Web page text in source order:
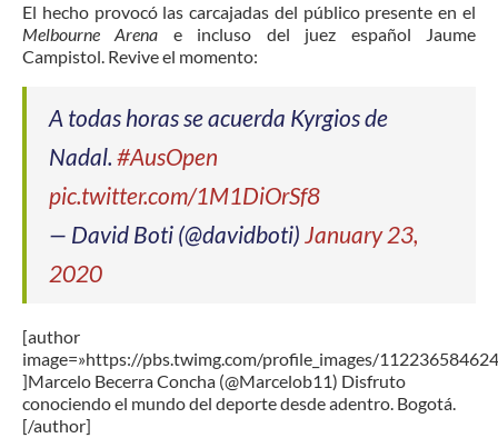
El hecho provocó las carcajadas del público presente en el
Melbourne Arena e incluso del juez español Jaume
Campistol. Revive el momento:
A todas horas se acuerda Kyrgios de
Nadal. #AusOpen
pic.twitter.com/1M1DiOrSf8
— David Boti (@davidboti) January 23,
2020
[author
image=»https://pbs.twimg.com/profile_images/
]Marcelo Becerra Concha (@Marcelob11) Disfruto
conociendo el mundo del deporte desde adentro. Bogotá.
[/author]